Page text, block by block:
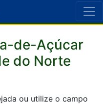
de-Açúcar
do Norte
ou utilize o campo